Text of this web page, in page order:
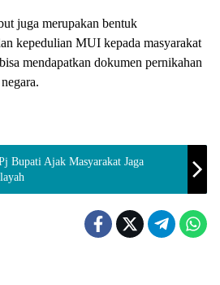
juga merupakan bentuk
kepedulian MUI kepada masyarakat
mendapatkan dokumen pernikahan
Bupati Ajak Masyarakat Jaga